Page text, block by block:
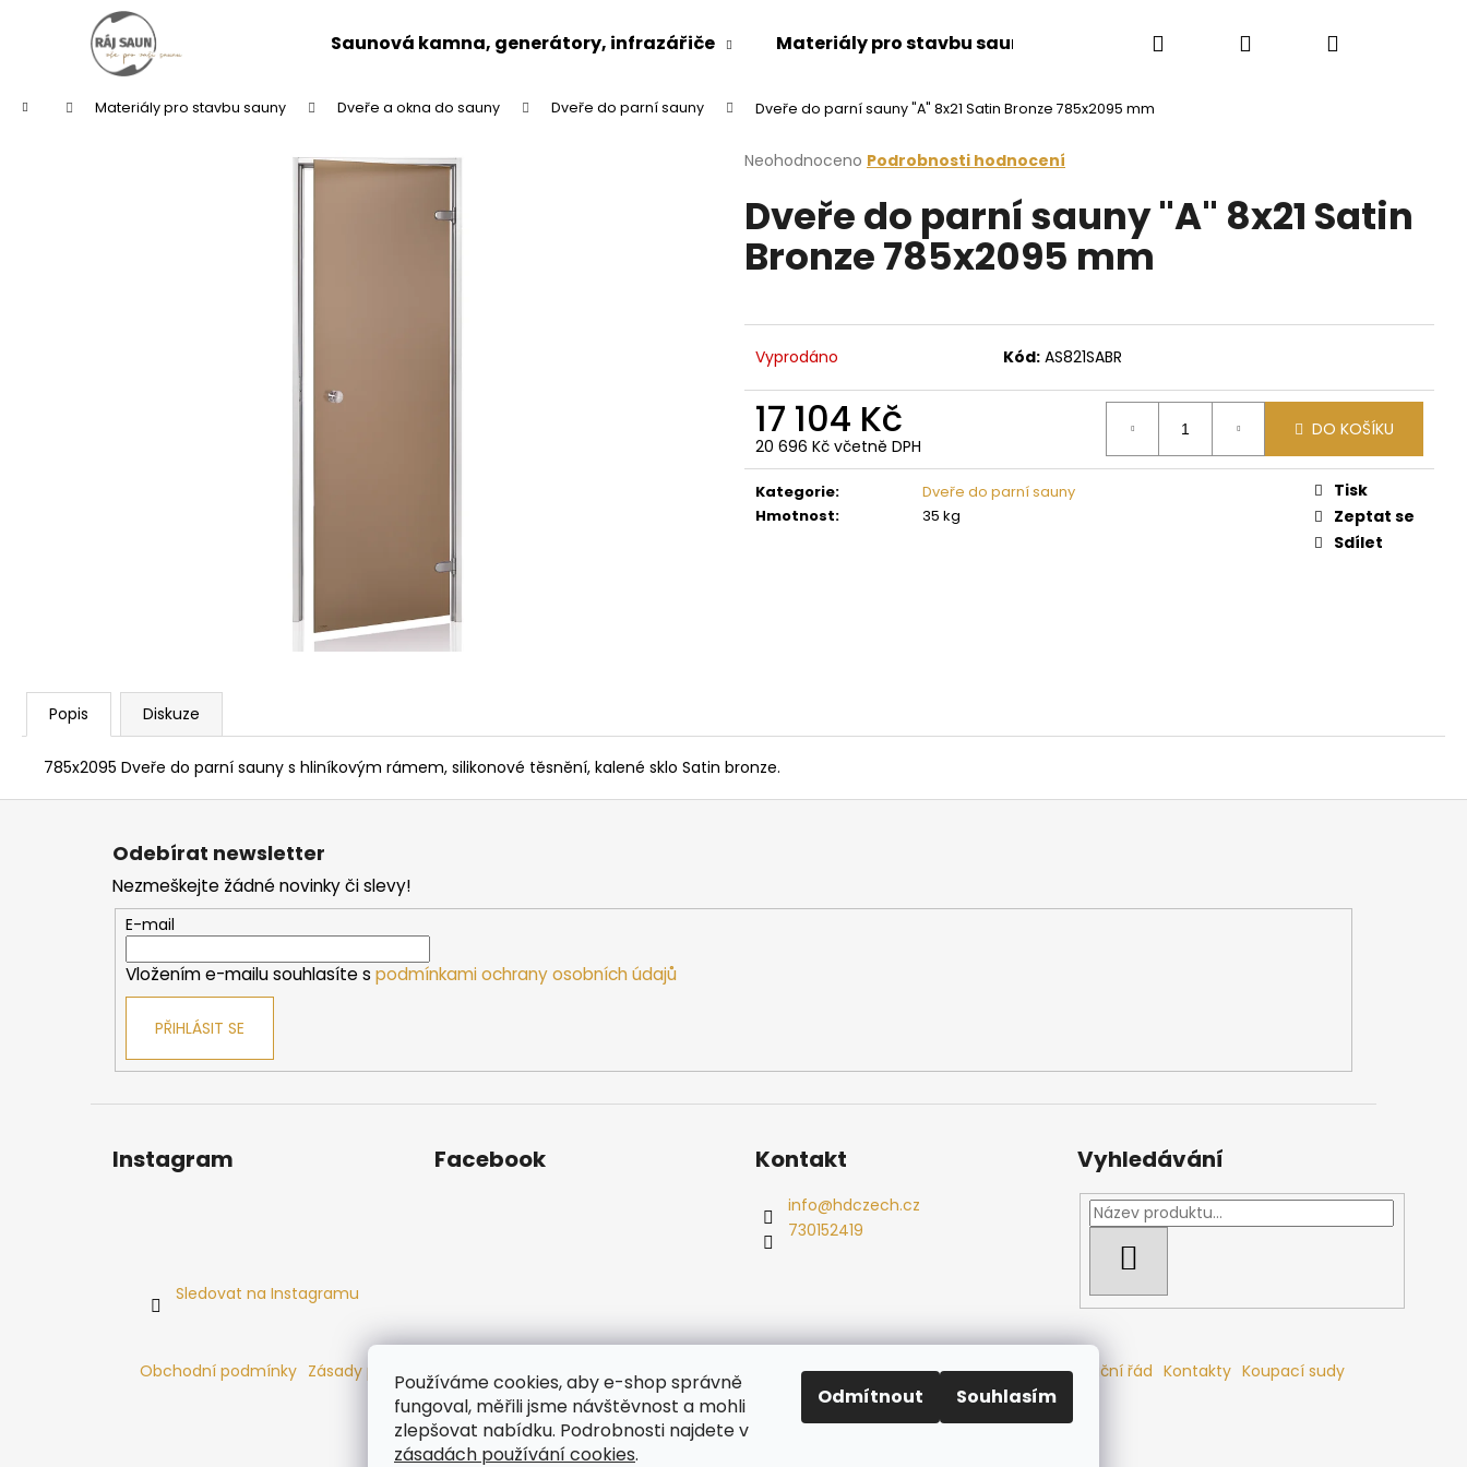
Používáme cookies, aby e-shop správně
fungoval, měřili jsme návštěvnost a mohli
zlepšovat nabídku. Podrobnosti najdete v
zásadách používání cookies.
Odmítnout Souhlasím
Saunová kamna, generátory, infrazářiče Materiály pro stavbu sauny Saunové doplňky Doplňkový
Hledat PřihlášeníNákupní
Domů Materiály pro stavbu sauny Dveře a okna do sauny Dveře do parní sauny Dveře do parní sauny "A" 8x21 Satin Bronze 785x2095 mm
Průměrné
produktu
je
0,0
Neohodnoceno Podrobnosti hodnocení
Dveře do parní sauny "A" 8x21 Satin
Bronze 785x2095 mm
Vyprodáno Kód: AS821SABR
17 104 Kč
20 696 Kč včetně DPH
Měrná
cena:
DO KOŠÍKU
Kategorie:
Dveře do parní sauny
Hmotnost: 35 kg
Tisk
Zeptat se
Sdílet
Popis Diskuze
785x2095 Dveře do parní sauny s hliníkovým rámem, silikonové těsnění, kalené sklo Satin bronze.
Zpět
obchodu
Zpět
obchodu
Co potřebujete najít?
HLEDAT
Následující
PARAFÍNOVÝ IMPREGNAČNÍ OLEJ SAUNOVÁ KAMNA NA DŘEVO HARVIA SAUNOVÁ KAMNA NA DŘEVO HARVIA
Z
Odebírat newsletter
Nezmeškejte žádné novinky či slevy!
E-mail
Vložením e-mailu souhlasíte s podmínkami ochrany osobních údajů
PŘIHLÁSIT SE
Instagram
Sledovat na Instagramu
Facebook Kontakt
info@hdczech.cz
730152419
Vyhledávání
Obchodní podmínky Zásady používání cookies Ochrana osobních údajů Dřevěné sauny Odstoupení od smlouvy Reklamační řád Kontakty Koupací sudy
Radiátory